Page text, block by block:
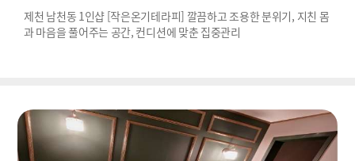
제천 남천동 1인샵 [작은온기테라피] 깔끔하고 조용한 분위기, 지친 몸
과 마음을 풀어주는 공간, 컨디션에 맞춘 집중관리